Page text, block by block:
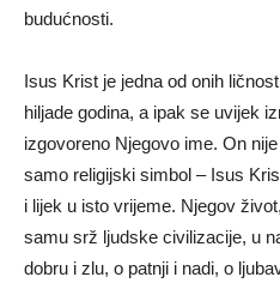
budućnosti.
Isus Krist je jedna od onih
hiljade godina, a ipak se uvijek
izgovoreno Njegovo ime. On
samo religijski simbol – Isus
i lijek u isto vrijeme. Njegov
samu srž ljudske civilizacije, u
dobru i zlu, o patnji i nadi, o